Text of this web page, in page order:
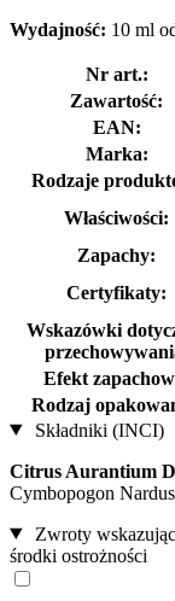
Wydajność: 10 ml
Nr art.:
Zawartość:
EAN:
Marka:
Rodzaje
Właściwości:
Zapachy:
Certyfikaty:
Wskazówki
Efekt
Rodzaj
Składniki (INCI)
Citrus Aurantium
Cymbopogon
Zwroty
środki ostrożności